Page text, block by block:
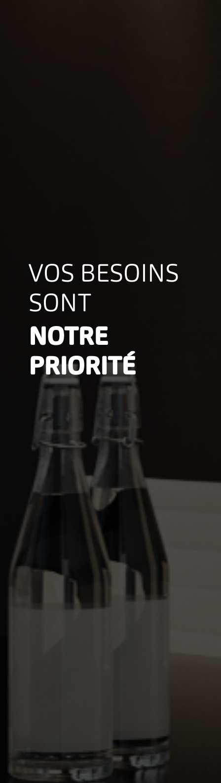
VOS BESOINS
SONT
NOTRE
PRIORITÉ